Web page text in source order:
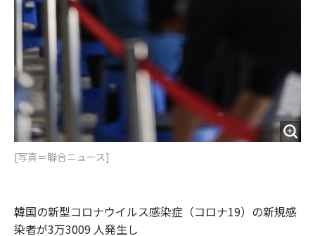
[写真＝聯合ニュース]
韓国の新型コロナウイルス感染症（コロナ19）の新規感
染者が3万3009 人発生し